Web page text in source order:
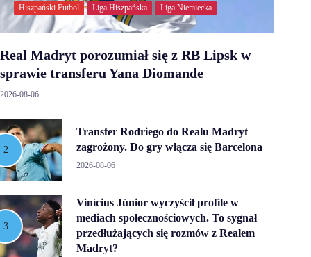
Hiszpański Futbol Liga Hiszpańska Liga Niemiecka
Real Madryt porozumiał się z RB Lipsk w
sprawie transferu Yana Diomande
2026-08-06
Transfer Rodriego do Realu Madryt
zagrożony. Do gry włącza się Barcelona
2026-08-06
Vinícius Júnior wyczyścił profile w
mediach społecznościowych. To sygnał
przedłużających się rozmów z Realem
Madryt?